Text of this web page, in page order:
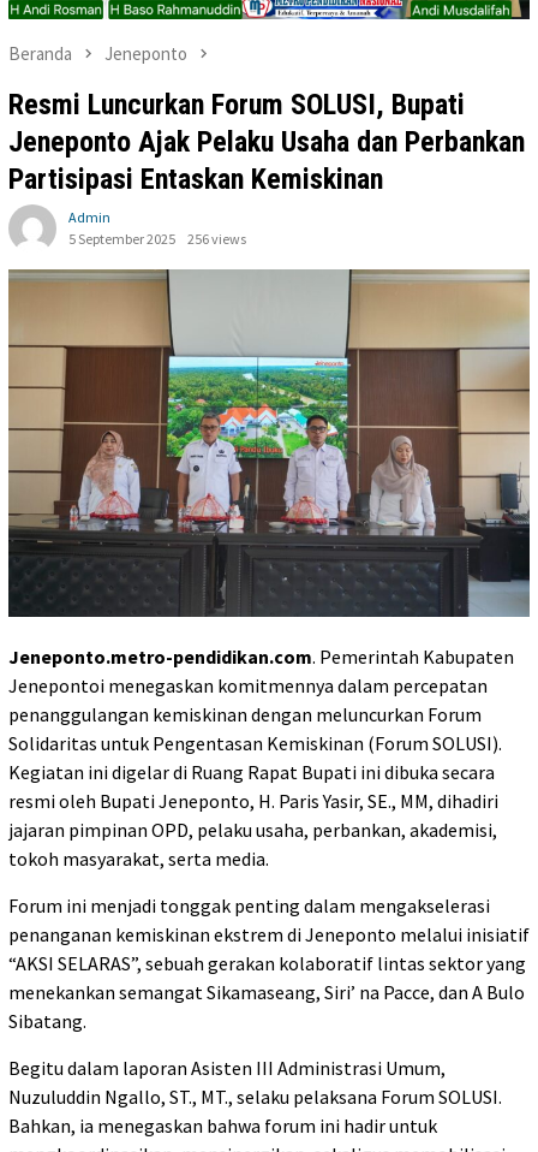
Beranda Jeneponto
Resmi Luncurkan Forum SOLUSI, Bupati
Jeneponto Ajak Pelaku Usaha dan Perbankan
Partisipasi Entaskan Kemiskinan
Admin
5 September 2025
256 views
Jeneponto.metro-pendidikan.com. Pemerintah Kabupaten
Jenepontoi menegaskan komitmennya dalam percepatan
penanggulangan kemiskinan dengan meluncurkan Forum
Solidaritas untuk Pengentasan Kemiskinan (Forum SOLUSI).
Kegiatan ini digelar di Ruang Rapat Bupati ini dibuka secara
resmi oleh Bupati Jeneponto, H. Paris Yasir, SE., MM, dihadiri
jajaran pimpinan OPD, pelaku usaha, perbankan, akademisi,
tokoh masyarakat, serta media.
Forum ini menjadi tonggak penting dalam mengakselerasi
penanganan kemiskinan ekstrem di Jeneponto melalui inisiatif
“AKSI SELARAS”, sebuah gerakan kolaboratif lintas sektor yang
menekankan semangat Sikamaseang, Siri’ na Pacce, dan A Bulo
Sibatang.
Begitu dalam laporan Asisten III Administrasi Umum,
Nuzuluddin Ngallo, ST., MT., selaku pelaksana Forum SOLUSI.
Bahkan, ia menegaskan bahwa forum ini hadir untuk